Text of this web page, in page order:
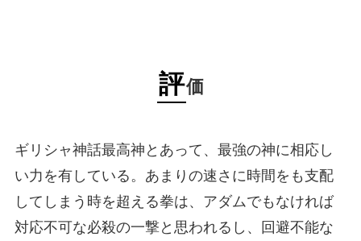
評価
ギリシャ神話最高神とあって、最強の神に相応し
い力を有している。あまりの速さに時間をも支配
してしまう時を超える拳は、アダムでもなければ
対応不可な必殺の一撃と思われるし、回避不能な